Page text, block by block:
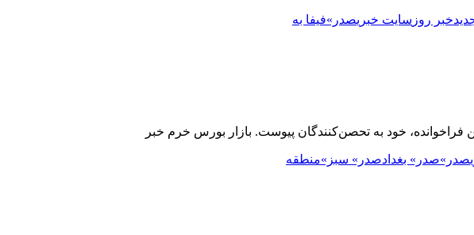
خبر روز سایت خبریصدر»فیفا به
خود به تحصن‌کنندگان پیوست. بازار بورس خرم خبر
صدر»صدر» بغدادصدر» سبز»منطقه